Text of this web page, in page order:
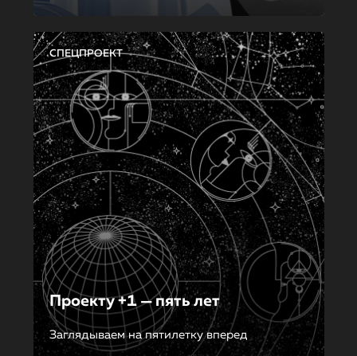
СПЕЦПРОЕКТ
Проекту +1 — пять лет
Заглядываем на пятилетку вперед